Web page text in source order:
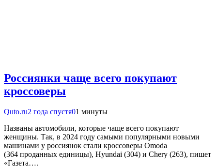
Россиянки чаще всего покупают
кроссоверы
Quto.ru2 года спустя01 минуты
Названы автомобили, которые чаще всего покупают
женщины. Так, в 2024 году самыми популярными новыми
машинами у россиянок стали кроссоверы Omoda
(364 проданных единицы), Hyundai (304) и Chery (263), пишет
«Газета….